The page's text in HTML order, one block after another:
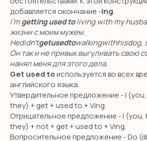
добавляется окончание -ing.
I’mgetting used toliving with my
жизни с моим мужем.
Hedidn’tgetusedtowalkingwithhisdog,
Он так и не привык выгуливать свою
нанял меня для этого дела.
Get used toиспользуется во всех
английского языка.
Утвердительное предложение - I
they) + get + used to + Ving.
Отрицательное предложение - I (you,
they) + not + get + used to + Ving.
Вопросительное предложение - Do